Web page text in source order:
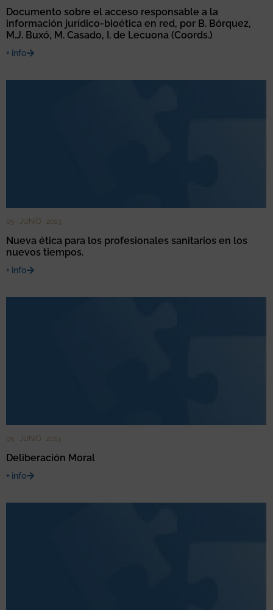
Documento sobre el acceso responsable a la
información jurídico-bioética en red, por B. Bórquez,
M.J. Buxó, M. Casado, I. de Lecuona (Coords.)
+ info
05 · JUNIO · 2013
Nueva ética para los profesionales sanitarios en los
nuevos tiempos.
+ info
05 · JUNIO · 2013
Deliberación Moral
+ info